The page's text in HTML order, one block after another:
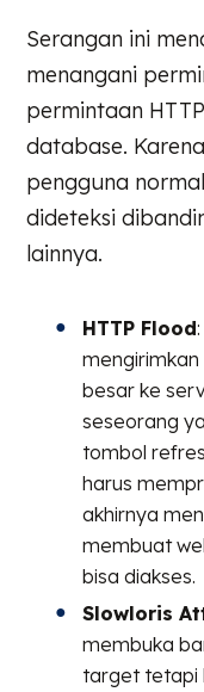
Serangan ini
menangani
permintaan
database.
pengguna
dideteksi
lainnya.
HTTP Flood
mengirimkan
besar ke
seseorang
tombol
harus
akhirnya
membuat
bisa diakses.
Slowloris
membuka
target tetapi